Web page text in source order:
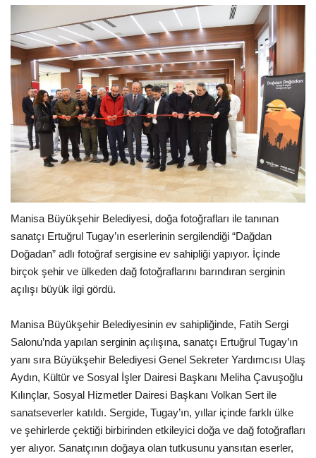
Manisa Büyükşehir Belediyesi, doğa fotoğrafları ile tanınan
sanatçı Ertuğrul Tugay’ın eserlerinin sergilendiği “Dağdan
Doğadan” adlı fotoğraf sergisine ev sahipliği yapıyor. İçinde
birçok şehir ve ülkeden dağ fotoğraflarını barındıran serginin
açılışı büyük ilgi gördü.
Manisa Büyükşehir Belediyesinin ev sahipliğinde, Fatih Sergi
Salonu’nda yapılan serginin açılışına, sanatçı Ertuğrul Tugay’ın
yanı sıra Büyükşehir Belediyesi Genel Sekreter Yardımcısı Ulaş
Aydın, Kültür ve Sosyal İşler Dairesi Başkanı Meliha Çavuşoğlu
Kılınçlar, Sosyal Hizmetler Dairesi Başkanı Volkan Sert ile
sanatseverler katıldı. Sergide, Tugay’ın, yıllar içinde farklı ülke
ve şehirlerde çektiği birbirinden etkileyici doğa ve dağ fotoğrafları
yer alıyor. Sanatçının doğaya olan tutkusunu yansıtan eserler,